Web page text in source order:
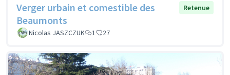
Verger urbain et comestible des
Beaumonts
Retenue
Nicolas JASZCZUK 1 27